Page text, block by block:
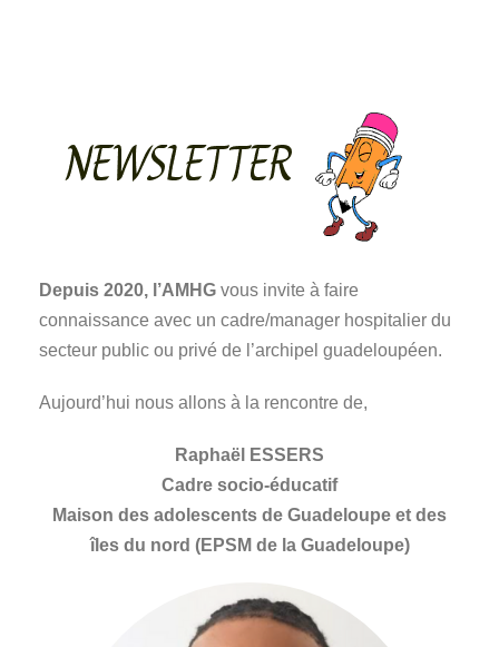
Depuis 2020, l’AMHG vous invite à faire
connaissance avec un cadre/manager hospitalier du
secteur public ou privé de l’archipel guadeloupéen.
Aujourd’hui nous allons à la rencontre de,
Raphaël ESSERS
Cadre socio-éducatif
Maison des adolescents de Guadeloupe et des
îles du nord (EPSM de la Guadeloupe)